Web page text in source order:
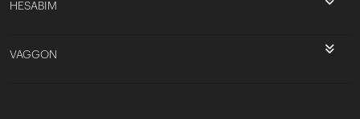
HESABIM
VAGGON